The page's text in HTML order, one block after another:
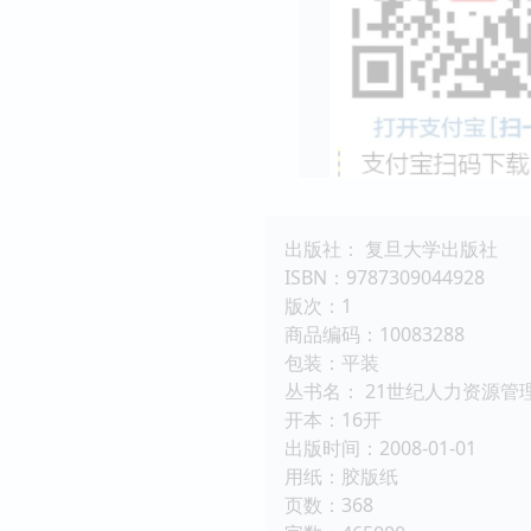
出版社： 复旦大学出版社
ISBN：9787309044928
版次：1
商品编码：10083288
包装：平装
丛书名： 21世纪人力资源管
开本：16开
出版时间：2008-01-01
用纸：胶版纸
页数：368